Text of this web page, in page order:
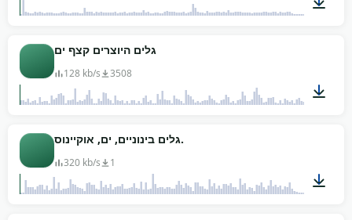
גלים היוצרים קצף ים
128 kb/s 3508
גלים בינוניים, ים, אוקיינוס.
320 kb/s 1